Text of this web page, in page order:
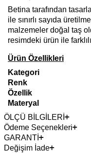
Betina tarafından
ile sınırlı sayıda
malzemeler doğal taş
resimdeki ürün ile
Ürün Özellikleri
Kategori
Renk
Özellik
Materyal
ÖLÇÜ BİLGİLERİ
Ödeme Seçenekleri
GARANTİ
Değişim İade